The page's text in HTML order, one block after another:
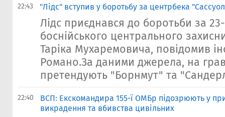
22:43 "Лідс" вступив у боротьбу за центрбека
Лідс приєднався до боротьби за
боснійського центрального
Таріка Мухаремовича, повідомив
Романо.За даними джерела, на
претендують "Борнмут" та
22:40
ВСП: Екскомандира 155-ї ОМБр підозрюють у
викрадення та вбивства цивільних